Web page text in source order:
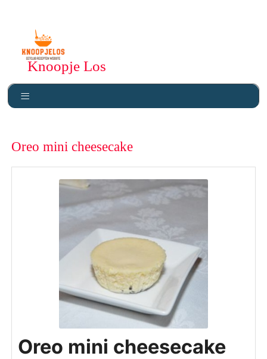
Knoopje Los
Oreo mini cheesecake
Oreo mini cheesecake